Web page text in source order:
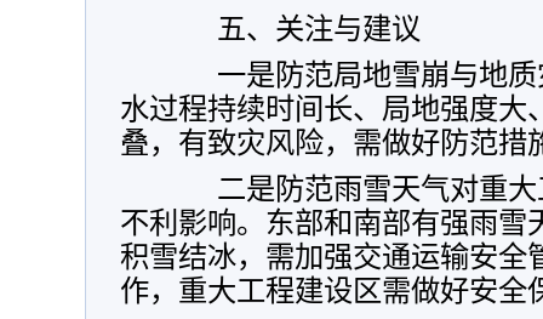
五、关注与建议
一是防范局地雪崩与地
水过程持续时间长、局地强度大
叠，有致灾风险，需做好防范措
二是防范雨雪天气对重
不利影响。 东部和南部有强雨雪
积雪结冰，需加强交通运输安全
作，重大工程建设区需做好安全